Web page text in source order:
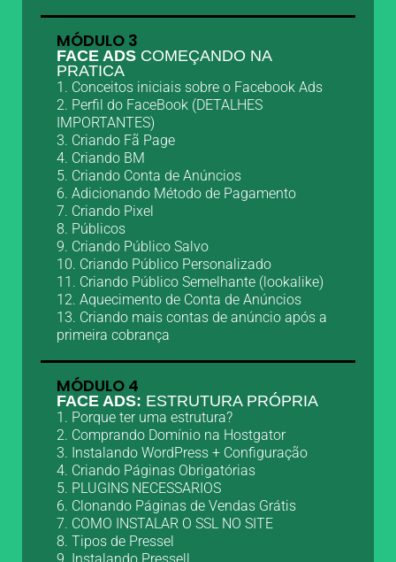
MÓDULO 3
FACE ADS COMEÇANDO NA
PRATICA
1. Conceitos iniciais sobre o Facebook Ads
2. Perfil do FaceBook (DETALHES
IMPORTANTES)
3. Criando Fã Page
4. Criando BM
5. Criando Conta de Anúncios
6. Adicionando Método de Pagamento
7. Criando Pixel
8. Públicos
9. Criando Público Salvo
10. Criando Público Personalizado
11. Criando Público Semelhante (lookalike)
12. Aquecimento de Conta de Anúncios
13. Criando mais contas de anúncio após a
primeira cobrança
MÓDULO 4
FACE ADS: ESTRUTURA PRÓPRIA
1. Porque ter uma estrutura?
2. Comprando Domínio na Hostgator
3. Instalando WordPress + Configuração
4. Criando Páginas Obrigatórias
5. PLUGINS NECESSARIOS
6. Clonando Páginas de Vendas Grátis
7. COMO INSTALAR O SSL NO SITE
8. Tipos de Pressel